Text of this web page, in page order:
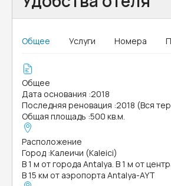
Общее Услуги Номера
Общее
Дата основания :2018
Последняя реновация :2018 (Вся
Общая площадь :500 кв.м.
Расположение
Город :Калеичи (Kaleici)
В 1 м от города Antalya. В 1 м от
В 15 км от аэропорта Antalya-AYT